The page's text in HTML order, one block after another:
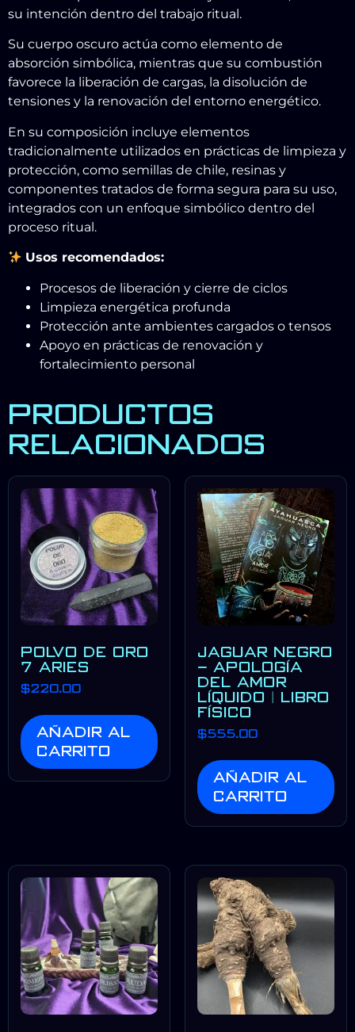
su intención dentro del trabajo ritual.
Su cuerpo oscuro actúa como elemento de
absorción simbólica, mientras que su combustión
favorece la liberación de cargas, la disolución de
tensiones y la renovación del entorno energético.
En su composición incluye elementos
tradicionalmente utilizados en prácticas de limpieza y
protección, como semillas de chile, resinas y
componentes tratados de forma segura para su uso,
integrados con un enfoque simbólico dentro del
proceso ritual.
Usos recomendados:
Procesos de liberación y cierre de ciclos
Limpieza energética profunda
Protección ante ambientes cargados o tensos
Apoyo en prácticas de renovación y
fortalecimiento personal
PRODUCTOS
RELACIONADOS
POLVO DE ORO
7 ARIES
$220.00
Añadir al
carrito
JAGUAR NEGRO
– APOLOGÍA
DEL AMOR
LÍQUIDO | LIBRO
FÍSICO
$555.00
Añadir al
carrito